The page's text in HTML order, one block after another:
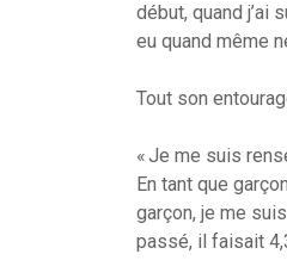
début, quand j’ai
eu quand même
Tout son
« Je me suis
En tant que
garçon, je me
passé, il faisait